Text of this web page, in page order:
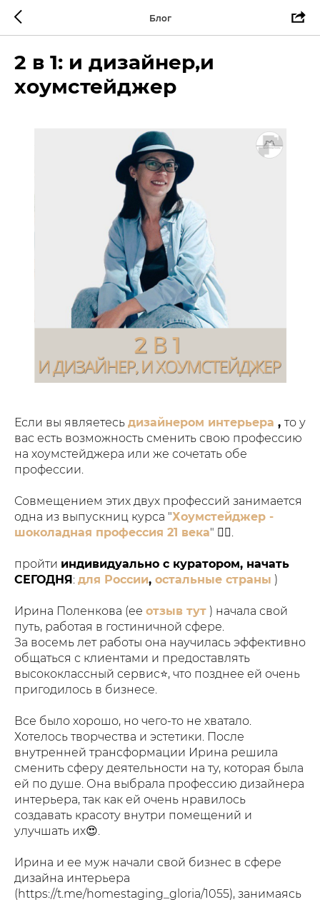
Блог
2 в 1: и дизайнер,и
хоумстейджер
Если вы являетесь дизайнером интерьера , то у
вас есть возможность сменить свою профессию
на хоумстейджера или же сочетать обе
профессии.
Совмещением этих двух профессий занимается
одна из выпускниц курса "Хоумстейджер -
шоколадная профессия 21 века" 👍🏼.
пройти индивидуально с куратором, начать
СЕГОДНЯ: для России, остальные страны )
Ирина Поленкова (ее отзыв тут ) начала свой
путь, работая в гостиничной сфере.
За восемь лет работы она научилась эффективно
общаться с клиентами и предоставлять
высококлассный сервис⭐️, что позднее ей очень
пригодилось в бизнесе.
Все было хорошо, но чего-то не хватало.
Хотелось творчества и эстетики. После
внутренней трансформации Ирина решила
сменить сферу деятельности на ту, которая была
ей по душе. Она выбрала профессию дизайнера
интерьера, так как ей очень нравилось
создавать красоту внутри помещений и
улучшать их😍.
Ирина и ее муж начали свой бизнес в сфере
дизайна интерьера
(https://t.me/homestaging_gloria/1055), занимаясь